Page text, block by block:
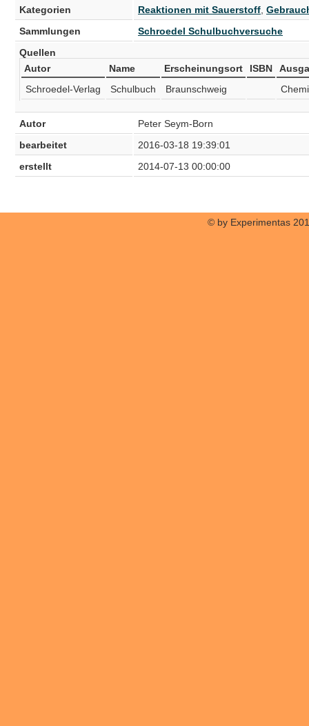
Kategorien Reaktionen mit Sauerstoff
Sammlungen
Schroedel Schulbuchversuche
Quellen
Autor
Name Erscheinungsort ISBN
Schroedel-Verlag
Schulbuch Braunschweig
Autor
Peter Seym-Born
bearbeitet
2016-03-18 19:39:01
erstellt
2014-07-13 00:00:00
© by Experimentas